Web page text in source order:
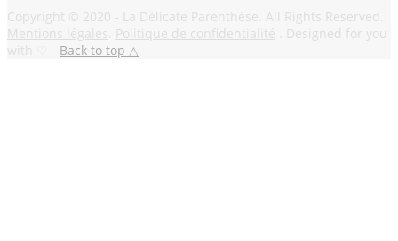
Copyright © 2020 - La Délicate Parenthèse. All Rights Reserved.
Mentions légales Politique de confidentialité . Designed for you
with ♡ - Back to top △